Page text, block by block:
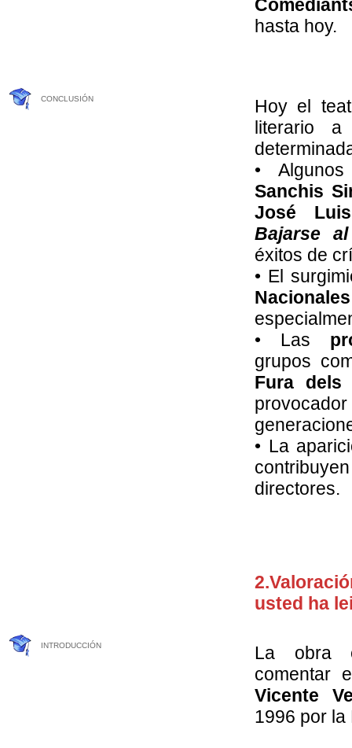
hasta hoy.
CONCLUSIÓN
Hoy el
literario a
•
Sanchis
José
Bajarse
éxitos de
• El
Nacionales
• Las
grupos
Fura dels
• La
directores.
usted ha
INTRODUCCIÓN
La obra
comentar
Vicente
1996 por la